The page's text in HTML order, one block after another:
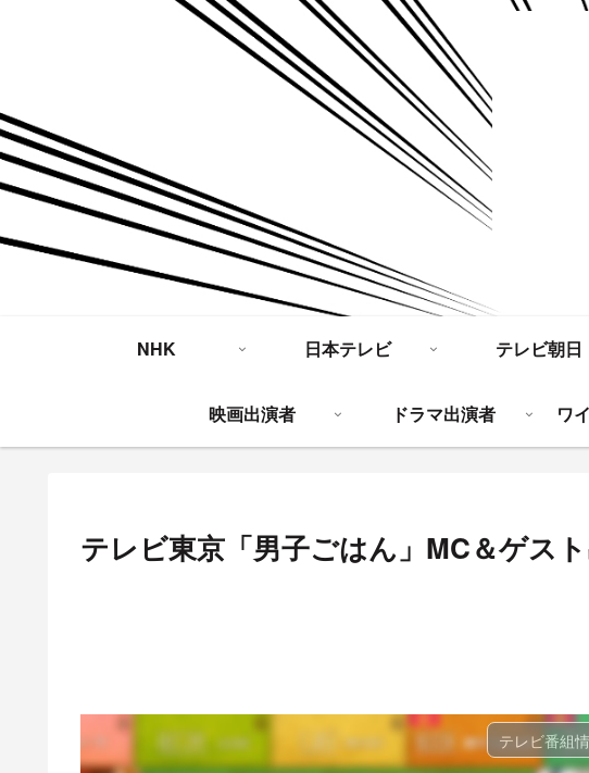
NHK 日本テレビ テレビ朝日
映画出演者 ドラマ出演者 ワ
テレビ東京「男子ごはん」MC＆ゲス
テレビ番組